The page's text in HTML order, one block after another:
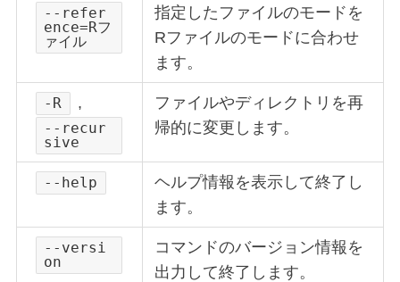
--refer
ence=Rフ
ァイル
指定したファイルのモードを
Rファイルのモードに合わせ
ます。
-R ,
--recur
sive
ファイルやディレクトリを再
帰的に変更します。
--help
ヘルプ情報を表示して終了し
ます。
--versi
on
コマンドのバージョン情報を
出力して終了します。